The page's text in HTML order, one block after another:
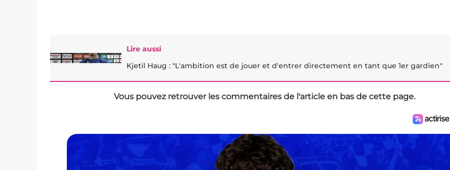
Lire aussi
Kjetil Haug : "L'ambition est de jouer et d'entrer directement en tant que 1er gardien"
Vous pouvez retrouver les commentaires de l'article en bas de cette page.